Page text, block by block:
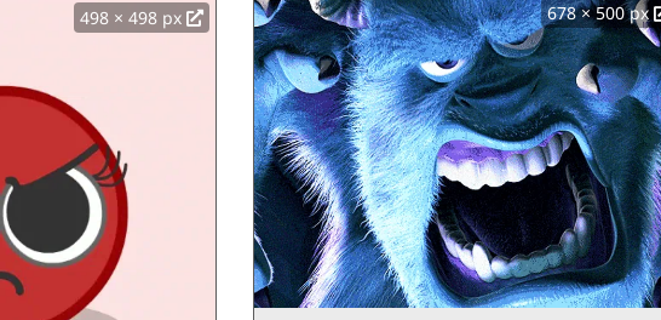
498 × 498 px 678 × 500 px